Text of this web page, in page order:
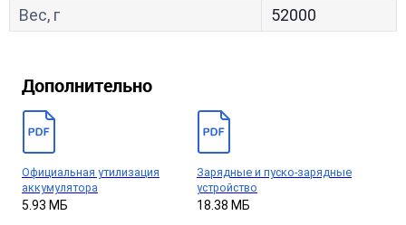
Вес, г
52000
Дополнительно
Официальная утилизация
аккумулятора
5.93 МБ
Зарядные и пуско-зарядные
устройство
18.38 МБ